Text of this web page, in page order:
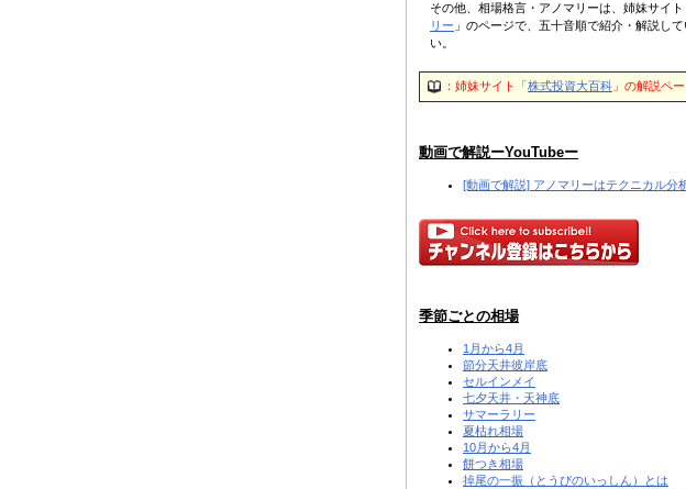
その他、相場格言・アノマリーは、姉妹サイト
リー 」のページで、五十音順で紹介・解説し
い。
：姉妹サイト「株式投資大百科 」の解説ペ
動画で解説ーYouTubeー
[動画で解説] アノマリーはテクニカル分
季節ごとの相場
1月から4月
節分天井彼岸底
セルインメイ
七夕天井・天神底
サマーラリー
夏枯れ相場
10月から4月
餅つき相場
掉尾の一振（とうびのいっしん）とは